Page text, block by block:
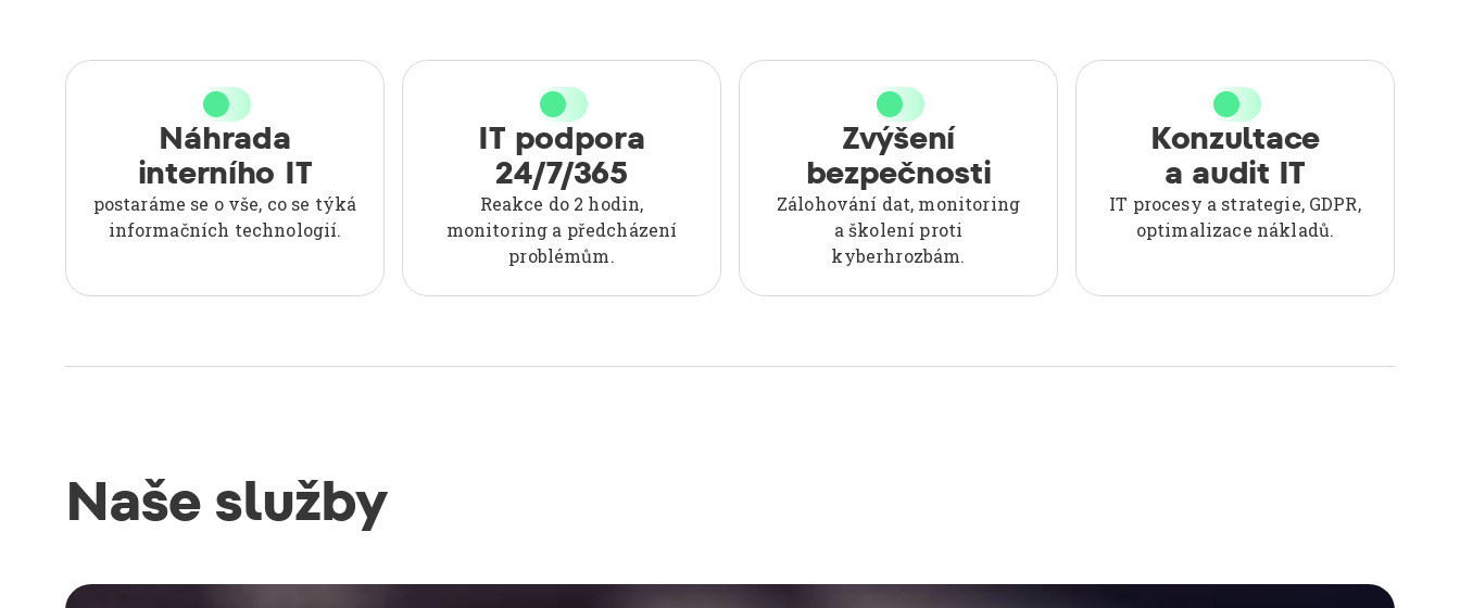
Náhrada
interního IT
postaráme se o vše, co se týká
informačních technologií.
IT podpora
24/7/365
Reakce do 2 hodin,
monitoring a předcházení
problémům.
Zvýšení
bezpečnosti
Zálohování dat, monitoring
a školení proti
kyberhrozbám.
Konzultace
a audit IT
IT procesy a strategie, GDPR,
optimalizace nákladů.
Naše služby